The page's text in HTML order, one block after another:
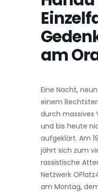
am
Eine Nacht,
einem
durch massives
und bis heute
aufgeklärt. Am
jährt sich zum
rassistische
Netzwerk
am Montag,